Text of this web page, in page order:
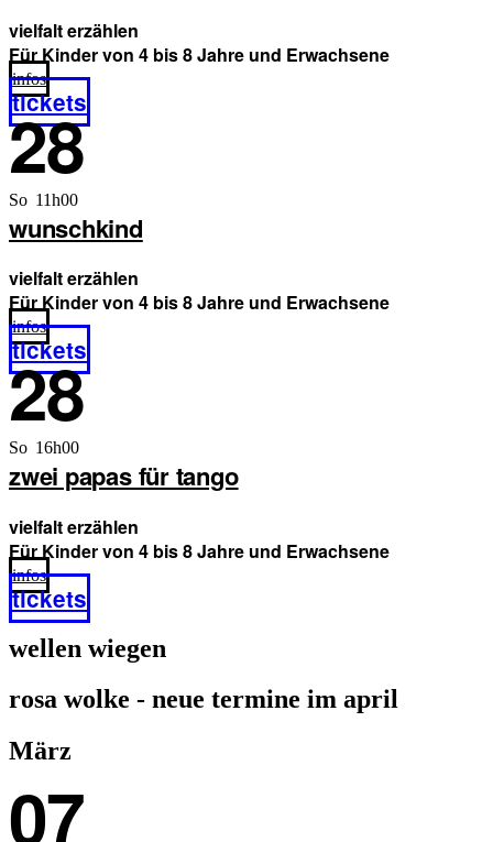
vielfalt erzählen
Für Kinder von 4 bis 8 Jahre und Erwachsene
infos
tickets
28
So 11h00
wunschkind
vielfalt erzählen
Für Kinder von 4 bis 8 Jahre und Erwachsene
infos
tickets
28
So 16h00
zwei papas für tango
vielfalt erzählen
Für Kinder von 4 bis 8 Jahre und Erwachsene
infos
tickets
wellen wiegen
rosa wolke - neue termine im april
März
07